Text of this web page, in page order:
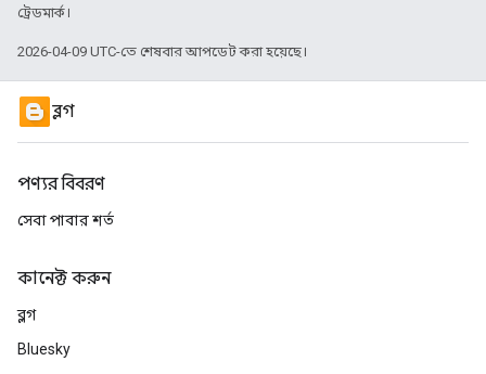
ট্রেডমার্ক।
2026-04-09 UTC-তে শেষবার আপডেট করা হয়েছে।
ব্লগ
পণ্যর বিবরণ
সেবা পাবার শর্ত
কানেক্ট করুন
ব্লগ
Bluesky